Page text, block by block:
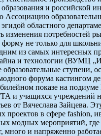
и российской
Ассоциацию
областного
изменения потребностей
форму не только для
из самых интересных
и технологии (ВУМЦ
образовательные
форума кастингом
показе на подиуме
и учащихся учреждений
от Вячеслава Зайцева.
проектов в сфере fashion,
модных мероприятий, где
много и напряженно